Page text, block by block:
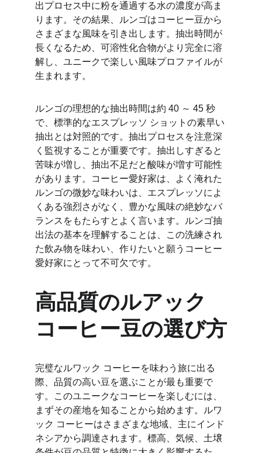
出プロセス中に粉を通過する水の濃度が高ま
ります。その結果、ルンゴはコーヒー豆から
さまざまな風味を引き出します。抽出時間が
長くなるため、可溶性化合物がより完全に溶
解し、ユニークで楽しい風味プロファイルが
生まれます。
ルンゴの理想的な抽出時間は約 40 ～ 45 秒
で、標準的なエスプレッソ ショットの素早い
抽出とは対照的です。抽出プロセスを注意深
く監視することが重要です。抽出しすぎると
苦味が増し、抽出不足だと酸味が増す可能性
があります。コーヒー愛好家は、よく淹れた
ルンゴの微妙な味わいは、エスプレッソによ
くある強烈さがなく、豊かな風味の絶妙なバ
ランスをもたらすとよく言います。ルンゴ抽
出法の基本を理解することは、この洗練され
た飲み物を味わい、作りたいと願うコーヒー
愛好家にとって不可欠です。
高品質のルアック
コーヒー豆の選び方
完璧なルワック コーヒーを味わう旅に出る
際、品質の高い豆を選ぶことが最も重要で
す。このユニークなコーヒーを楽しむには、
まずその産地を知ることから始めます。ルワ
ック コーヒーはさまざまな地域、主にインド
ネシアから調達されます。標高、気候、土壌